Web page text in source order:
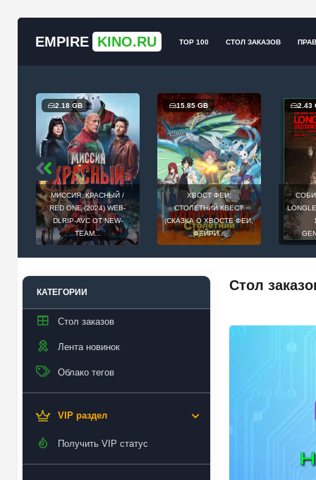
EMPIRE KINO.RU TOP 100 СТОЛ ЗАКАЗОВ
2.18 GB
МИССИЯ: КРАСНЫЙ /
RED ONE (2024) WEB-
DLRIP-AVC ОТ NEW-
TEAM...
15.85 GB
ХВОСТ ФЕИ:
СТОЛЕТНИЙ КВЕСТ
(СКАЗКА О ХВОСТЕ ФЕИ,
ФЕЙРИ...
2.43
КАТЕГОРИИ
Стол заказов
Лента новинок
Облако тегов
VIP раздел
Получить VIP статус
Стол